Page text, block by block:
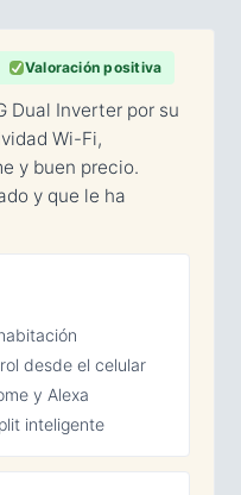
Valoración positiva
Dual Inverter por su
Wi-Fi,
y buen precio.
y que le ha
desde el celular
y Alexa
inteligente